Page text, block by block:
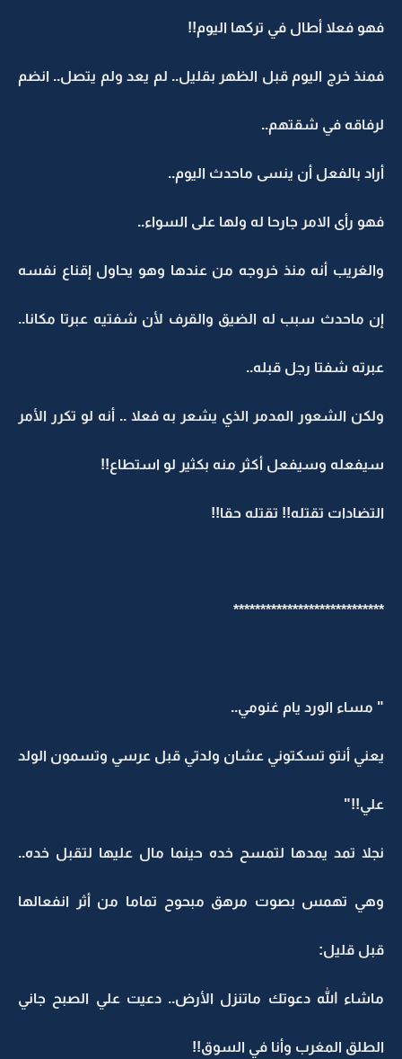
فهو فعلا أطال في تركها اليوم!!
فمنذ خرج اليوم قبل الظهر بقليل.. لم يعد ولم يتصل.. انضم
لرفاقه في شقتهم..
أراد بالفعل أن ينسى ماحدث اليوم..
فهو رأى الامر جارحا له ولها على السواء..
والغريب أنه منذ خروجه من عندها وهو يحاول إقناع نفسه
إن ماحدث سبب له الضيق والقرف لأن شفتيه عبرتا مكانا..
عبرته شفتا رجل قبله..
ولكن الشعور المدمر الذي يشعر به فعلا .. أنه لو تكرر الأمر
سيفعله وسيفعل أكثر منه بكثير لو استطاع!!
التضادات تقتله!! تقتله حقا!!
****************************
" مساء الورد يام غنومي..
يعني أنتو تسكتوني عشان ولدتي قبل عرسي وتسمون الولد
علي!!"
نجلا تمد يمدها لتمسح خده حينما مال عليها لتقبل خده..
وهي تهمس بصوت مرهق مبحوح تماما من أثر انفعالها
قبل قليل:
ماشاء الله دعوتك ماتنزل الأرض.. دعيت علي الصبح جاني
الطلق المغرب وأنا في السوق!!